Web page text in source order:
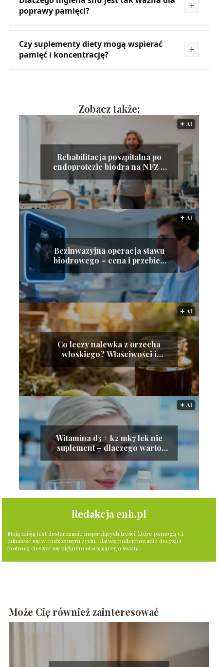
poprawy pamięci?
Czy suplementy diety mogą wspierać
pamięć i koncentrację?
Zobacz także:
🟅 AI
Rehabilitacja poszpitalna po
endoprotezie biodra na NFZ –
poradnik
🟅 AI
Bezinwazyjna operacja stawu
biodrowego – cena i przebieg
🟅 AI
Co leczy nalewka z orzecha
włoskiego? Właściwości i
zastosowanie
🟅 AI
Witamina d3 + k2 mk7 lek nie
suplement – dlaczego warto
wybrać?
Redakcja enh.pl
Moją misją jest dostarczanie inspirujących treści, które pomogą Ci
odnaleźć się w codziennym życiu, ułatwią podejmowanie decyzji i
pozwolą cieszyć się pięknem otaczającego świata.
Może Cię również zainteresować